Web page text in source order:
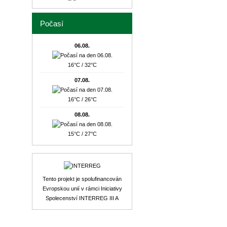
Počasí
06.08.
16°C / 32°C
07.08.
16°C / 26°C
08.08.
15°C / 27°C
Tento projekt je spolufinancován
Evropskou unií v rámci Iniciativy
Spolecenství INTERREG III A